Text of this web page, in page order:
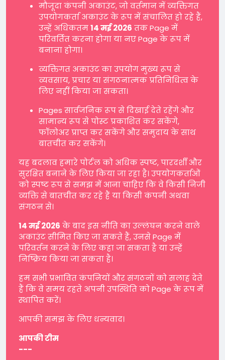
मौजूदा कंपनी अकाउंट, जो वर्तमान में व्यक्तिगत
उपयोगकर्ता अकाउंट के रूप में संचालित हो रहे हैं,
उन्हें अधिकतम14 मई 2026 तक Page में
परिवर्तित करना होगा या नए Page के रूप में
बनाना होगा।
व्यक्तिगत अकाउंट का उपयोग मुख्य रूप से
व्यवसाय, प्रचार या संगठनात्मक प्रतिनिधित्व के
लिए नहीं किया जा सकता।
Pages सार्वजनिक रूप से दिखाई देते रहेंगे और
सामान्य रूप से पोस्ट प्रकाशित कर सकेंगे,
फॉलोअर प्राप्त कर सकेंगे और समुदाय के साथ
बातचीत कर सकेंगे।
यह बदलाव हमारे पोर्टल को अधिक स्पष्ट, पारदर्शी और
सुरक्षित बनाने के लिए किया जा रहा है। उपयोगकर्ताओं
को स्पष्ट रूप से समझ में आना चाहिए कि वे किसी निजी
व्यक्ति से बातचीत कर रहे हैं या किसी कंपनी अथवा
संगठन से।
14 मई 2026 के बाद इस नीति का उल्लंघन करने वाले
अकाउंट सीमित किए जा सकते हैं, उनसे Page में
परिवर्तन करने के लिए कहा जा सकता है या उन्हें
निष्क्रिय किया जा सकता है।
हम सभी प्रभावित कंपनियों और संगठनों को सलाह देते
हैं कि वे समय रहते अपनी उपस्थिति को Page के रूप में
स्थापित करें।
आपकी समझ के लिए धन्यवाद।
आपकी टीम
---